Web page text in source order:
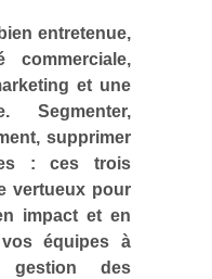
entretenue,
commerciale,
et une
Segmenter,
supprimer
: ces trois
vertueux pour
impact et en
vos équipes à
gestion des